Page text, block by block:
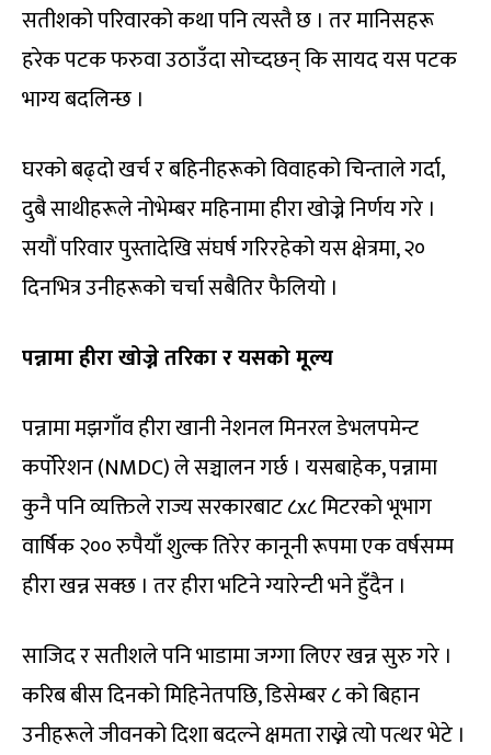
सतीशको परिवारको कथा पनि त्यस्तै छ । तर मानिसहरू
हरेक पटक फरुवा उठाउँदा सोच्दछन् कि सायद यस पटक
भाग्य बदलिन्छ ।
घरको बढ्दो खर्च र बहिनीहरूको विवाहको चिन्ताले गर्दा,
दुबै साथीहरूले नोभेम्बर महिनामा हीरा खोज्ने निर्णय गरे ।
सयौं परिवार पुस्तादेखि संघर्ष गरिरहेको यस क्षेत्रमा, २०
दिनभित्र उनीहरूको चर्चा सबैतिर फैलियो ।
पन्नामा हीरा खोज्ने तरिका र यसको मूल्य
पन्नामा मझगाँव हीरा खानी नेशनल मिनरल डेभलपमेन्ट
कर्पोरेशन (NMDC) ले सञ्चालन गर्छ । यसबाहेक, पन्नामा
कुनै पनि व्यक्तिले राज्य सरकारबाट ८x८ मिटरको भूभाग
वार्षिक २०० रुपैयाँ शुल्क तिरेर कानूनी रूपमा एक वर्षसम्म
हीरा खन्न सक्छ । तर हीरा भटिने ग्यारेन्टी भने हुँदैन ।
साजिद र सतीशले पनि भाडामा जग्गा लिएर खन्न सुरु गरे ।
करिब बीस दिनको मिहिनेतपछि, डिसेम्बर ८ को बिहान
उनीहरूले जीवनको दिशा बदल्ने क्षमता राख्ने त्यो पत्थर भेटे ।